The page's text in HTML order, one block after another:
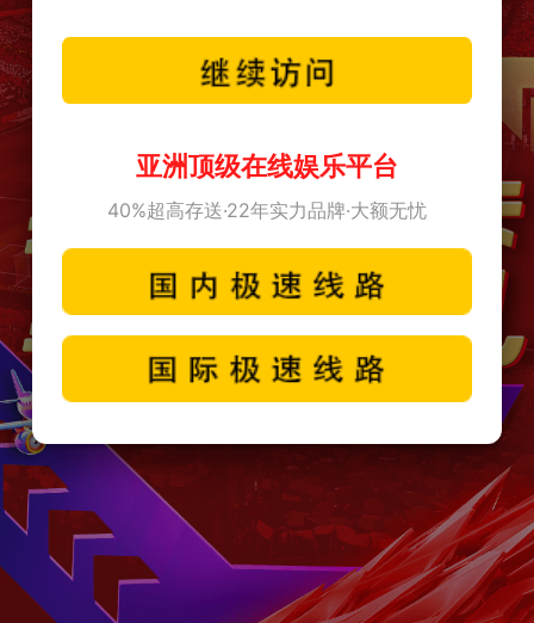
亚洲顶级在线娱乐平台
40%超高存送·22年实力品牌·大额无忧